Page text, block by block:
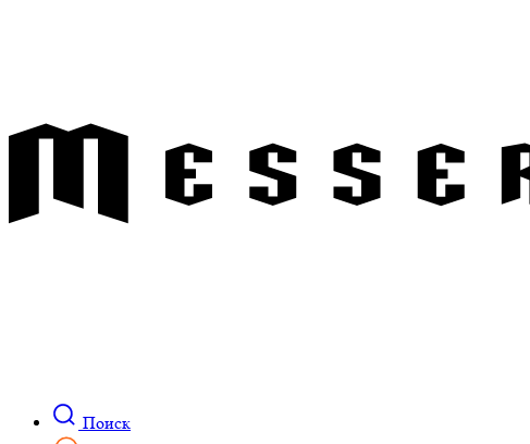
Поиск